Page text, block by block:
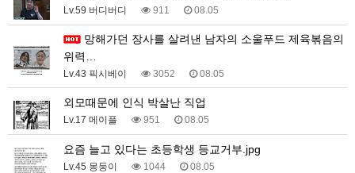
Lv.59 버디버디 911 08.05
위력…
Lv.43 픽시베이 3052 08.05
외모때문에 인식 박살난 직업
Lv.17 메이플 951 08.05
요즘 늘고 있다는 초등학생 등교거부.jpg
Lv.45 몽둥이 1044 08.05